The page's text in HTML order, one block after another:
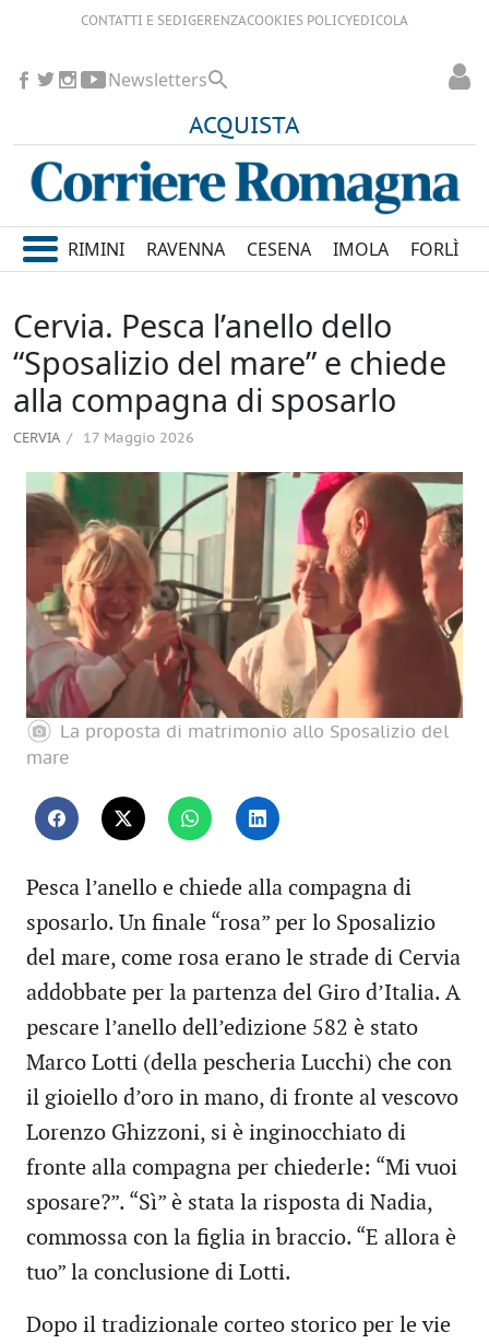
CONTATTI E SEDIGERENZACOOKIES POLICYEDICOLA
ACQUISTA
Newsletters
RIMINI RAVENNA CESENA IMOLA FORLÌ
Cervia. Pesca l’anello dello
“Sposalizio del mare” e chiede
alla compagna di sposarlo
CERVIA 17 Maggio 2026
La proposta di matrimonio allo Sposalizio del
mare
Pesca l’anello e chiede alla compagna di
sposarlo. Un finale “rosa” per lo Sposalizio
del mare, come rosa erano le strade di Cervia
addobbate per la partenza del Giro d’Italia. A
pescare l’anello dell’edizione 582 è stato
Marco Lotti (della pescheria Lucchi) che con
il gioiello d’oro in mano, di fronte al vescovo
Lorenzo Ghizzoni, si è inginocchiato di
fronte alla compagna per chiederle: “Mi vuoi
sposare?”. “Sì” è stata la risposta di Nadia,
commossa con la figlia in braccio. “E allora è
tuo” la conclusione di Lotti.
Dopo il tradizionale corteo storico per le vie